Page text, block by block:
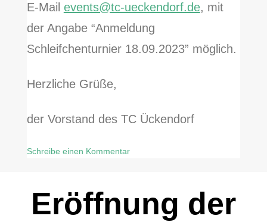
E-Mail events@tc-ueckendorf.de, mit
der Angabe “Anmeldung
Schleifchenturnier 18.09.2023” möglich.
Herzliche Grüße,
der Vorstand des TC Ückendorf
Schreibe einen Kommentar
2023
Eröffnung der